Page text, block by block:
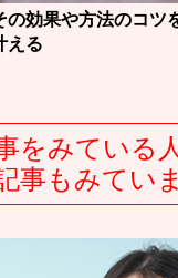
の効果や方法のコツ
える
をみている
事もみてい